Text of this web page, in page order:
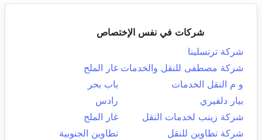
شركات في نفس الإختصاص
شركة ترنسلينا
شركة مصطفى للنقل والخدمات غار الملح
و م النقل الخدمات
باب بحر
بيار دلفيري
رادس
شركة زينب لخدمات النقل
غار الملح
شركة تطاوين للنقل
تطاوين الجنوبية